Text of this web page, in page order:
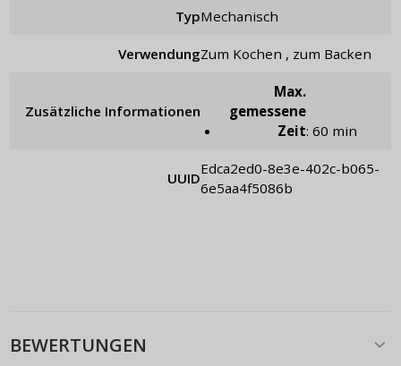
Typ mechanisch
Verwendung zum Kochen , zum Backen
Zusätzliche Informationen
Max.
gemessene
Zeit: 60 min
UUID
edca2ed0-8e3e-402c-b065-
6e5aa4f5086b
BEWERTUNGEN